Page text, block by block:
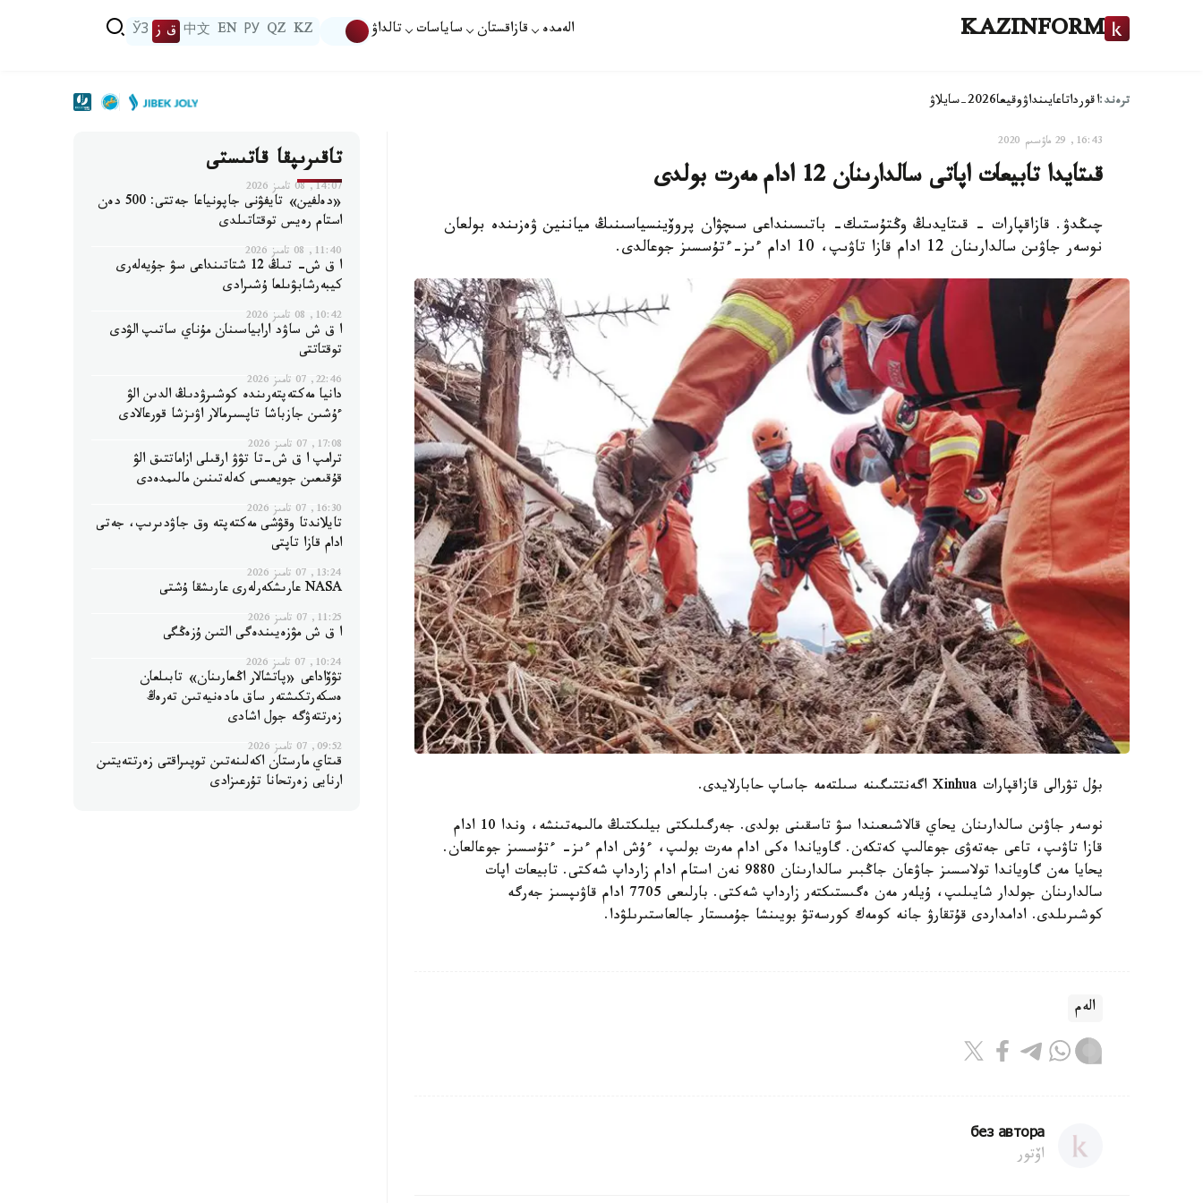
KAZINFORM الەمدە قازاقستان ساياسات تالداۋ KZ
QZ
РУ
EN
中文 ق ز ЎЗ
ترەند:اقورداتاعايىنداۋوقيعا2026-سايلاۋ
16:43, 29 ماۋسىم 2020
قىتايدا تابيعات اپاتى سالدارىنان 12 ادام مەرت بولدى
چىڭدۋ. قازاقپارات - قىتايدىڭ وڭتۇستىك- باتىسىنداعى سىچۋان پروۆينسياسىنىڭ مياننين ۋەزىندە بولعان
نوسەر جاۋىن سالدارىنان 12 ادام قازا تاۋىپ، 10 ادام ءىز-ءتۇسسىز جوعالدى.
بۇل تۋرالى قازاقپارات Xinhua اگەنتتىگىنە سىلتەمە جاساپ حابارلايدى.
نوسەر جاۋىن سالدارىنان يحاي قالاشىعىندا سۋ تاسقىنى بولدى. جەرگىلىكتى بيلىكتىڭ مالىمەتىنشە، وندا 10 ادام
قازا تاۋىپ، تاعى جەتەۋى جوعالىپ كەتكەن. گاوياندا ەكى ادام مەرت بولىپ، ءۇش ادام ءىز- ءتۇسسىز جوعالعان.
يحايا مەن گاوياندا تولاسسىز جاۋعان جاڭبىر سالدارىنان 9880 نەن استام ادام زارداپ شەكتى. تابيعات اپات
سالدارىنان جولدار شايىلىپ، ۇيلەر مەن ەگىستىكتەر زارداپ شەكتى. بارلىعى 7705 ادام قاۋىپسىز جەرگە
كوشىرىلدى. ادامداردى قۇتقارۋ جانە كومەك كورسەتۋ بويىنشا جۇمىستار جالعاستىرىلۋدا.
الەم
без автора
اۆتور
تاقىرىپقا قاتىستى
14:07, 08 تامىز 2026
«دەلفين» تايفۋنى جاپونياعا جەتتى: 500 دەن
استام رەيس توقتاتىلدى
11:40, 08 تامىز 2026
ا ق ش- تىڭ 12 شتاتىنداعى سۋ جۇيەلەرى
كيبەرشابۋىلعا ۇشىرادى
10:42, 08 تامىز 2026
ا ق ش ساۋد ارابياسىنان مۇناي ساتىپ الۋدى
توقتاتتى
22:46, 07 تامىز 2026
دانيا مەكتەپتەرىندە كوشىرۋدىڭ الدىن الۋ
ءۇشىن جازباشا تاپسىرمالار اۋىزشا قورعالادى
17:08, 07 تامىز 2026
ترامپ ا ق ش-تا تۋۋ ارقىلى ازاماتتىق الۋ
قۇقىعىن جويعىسى كەلەتىنىن مالىمدەدى
16:30, 07 تامىز 2026
تايلاندتا وقۋشى مەكتەپتە وق جاۋدىرىپ، جەتى
ادام قازا تاپتى
13:24, 07 تامىز 2026
NASA عارىشكەرلەرى عارىشقا ۇشتى
11:25, 07 تامىز 2026
ا ق ش مۋزەيىندەگى التىن ۇزەڭگى
10:24, 07 تامىز 2026
تۋۆاداعى «پاتشالار اڭعارىنان» تابىلعان
ەسكەرتكىشتەر ساق مادەنيەتىن تەرەڭ
زەرتتەۋگە جول اشادى
09:52, 07 تامىز 2026
قىتاي مارستان اكەلىنەتىن توپىراقتى زەرتتەيتىن
ارنايى زەرتحانا تۇرعىزادى